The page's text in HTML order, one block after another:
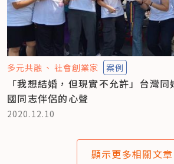
多元共融 社會創業家 案例
「我想結婚，但現實不允許」台灣
國同志伴侶的心聲
2020.12.10
顯示更多相關文章